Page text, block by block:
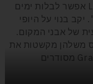
על הוֶרנדה של יקב La Rioja Alta אפשר לבלות ימים
בנוי על היופי
של אבני המקום.
משלהן מקשטות את
פנים היקב, ובקבוקי Gran Reserva מסודרים